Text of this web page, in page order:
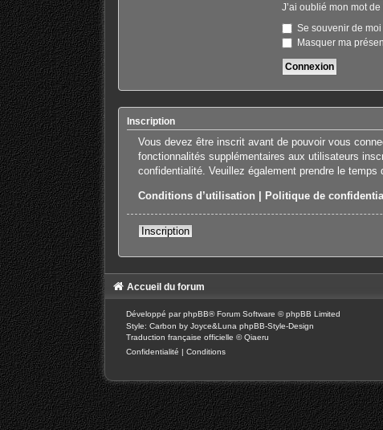
J’ai oublié mon mot de
Se souvenir de moi
Masquer ma
Inscription
Vous devez être inscrit avant de pouvoir vous
fonctionnalités supplémentaires aux utilisateurs
confidentialité. Veuillez également prendre le
Conditions d’utilisation Politique de
Inscription
Accueil du forum
Développé parphpBB® Forum Software © phpBB Limited
Style: Carbon by Joyce&Luna phpBB-Style-Design
Traduction française officielle ©Qiaeru
Confidentialité | Conditions